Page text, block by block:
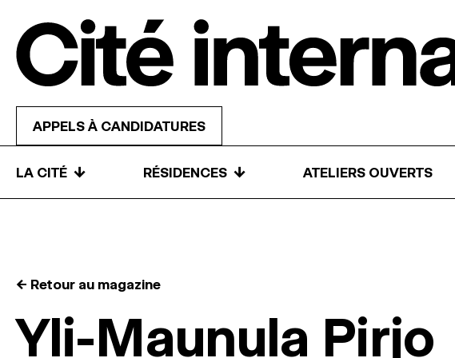
APPELS À CANDIDATURES
LA CITÉ ↓ RÉSIDENCES ↓ ATELIERS OUVERTS
← Retour au magazine
Yli-Maunula Pirjo